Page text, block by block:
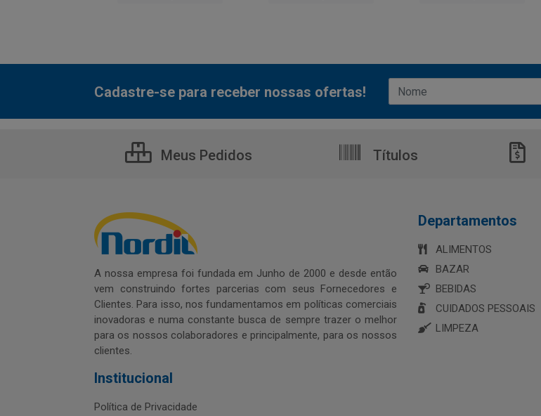
Cadastre-se para receber nossas ofertas!
Meus Pedidos Títulos
A nossa empresa foi fundada em Junho de 2000 e desde então
vem construindo fortes parcerias com seus Fornecedores e
Clientes. Para isso, nos fundamentamos em políticas comerciais
inovadoras e numa constante busca de sempre trazer o melhor
para os nossos colaboradores e principalmente, para os nossos
clientes.
Institucional
Política de Privacidade
Departamentos
ALIMENTOS
BAZAR
BEBIDAS
CUIDADOS PESSOAIS
LIMPEZA